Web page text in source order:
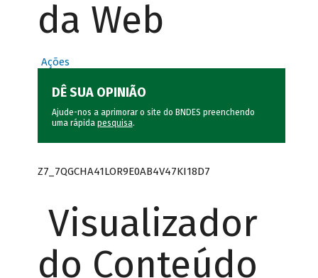
da Web
Ações
DÊ SUA OPINIÃO
Ajude-nos a aprimorar o site do BNDES preenchendo
uma rápida pesquisa.
Z7_7QGCHA41LOR9E0AB4V47KI18D7
Visualizador
do Conteúdo